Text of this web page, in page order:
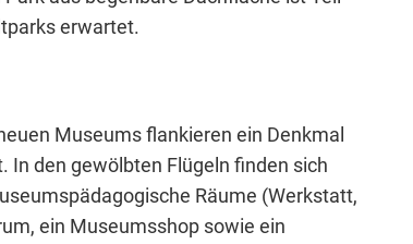
erwartet.
Museums flankieren ein Denkmal
In den gewölbten Flügeln finden sich
Räume (Werkstatt,
ein Museumsshop sowie ein
available on the website. Such as